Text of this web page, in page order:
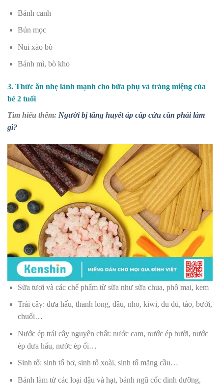
Bánh canh
Bún mọc
Nui xào bò
Bánh mì, bò kho
3. Thức ăn nhẹ lành mạnh cho bữa phụ và tráng miệng của
bé 2 tuổi
Tìm hiểu thêm: Người bị tăng huyết áp cấp cứu cần phải làm
gì?
Sữa tươi và các chế phẩm từ sữa như sữa chua, phô mai, kem
Trái cây: dưa hấu, thanh long, dâu, nho, kiwi, đu đủ, táo, bưởi,
chuối…
Nước ép trái cây nguyên chất: nước cam, nước ép bưởi, nước
ép dưa hấu, nước ép ổi…
Sinh tố: sinh tố bơ, sinh tố xoài, sinh tố mãng cầu…
Bánh làm từ các loại đậu và hạt, bánh ngũ cốc dinh dưỡng,